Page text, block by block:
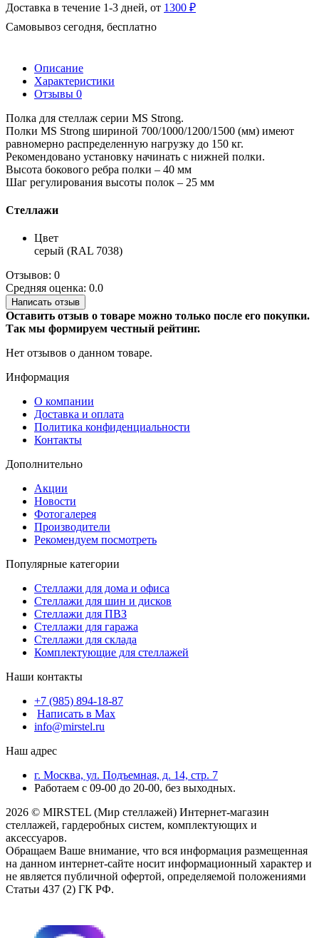
Доставка в течение 1-3 дней, от 1300 ₽
Самовывоз сегодня, бесплатно
Описание
Характеристики
Отзывы 0
Полка для стеллаж серии MS Strong.
Полки MS Strong шириной 700/1000/1200/1500 (мм) имеют
равномерно распределенную нагрузку до 150 кг.
Рекомендовано установку начинать с нижней полки.
Высота бокового ребра полки – 40 мм
Шаг регулирования высоты полок – 25 мм
Стеллажи
Цвет
серый (RAL 7038)
Отзывов: 0
Средняя оценка: 0.0
Написать отзыв
Оставить отзыв о товаре можно только после его покупки.
Так мы формируем честный рейтинг.
Нет отзывов о данном товаре.
Информация
О компании
Доставка и оплата
Политика конфиденциальности
Контакты
Дополнительно
Акции
Новости
Фотогалерея
Производители
Рекомендуем посмотреть
Популярные категории
Стеллажи для дома и офиса
Стеллажи для шин и дисков
Стеллажи для ПВЗ
Стеллажи для гаража
Стеллажи для склада
Комплектующие для стеллажей
Наши контакты
+7 (985) 894-18-87
Написать в Max
info@mirstel.ru
Наш адрес
г. Москва, ул. Подъемная, д. 14, стр. 7
Работаем с 09-00 до 20-00, без выходных.
2026 © MIRSTEL (Мир стеллажей) Интернет-магазин
стеллажей, гардеробных систем, комплектующих и
аксессуаров.
Обращаем Ваше внимание, что вся информация размещенная
на данном интернет-сайте носит информационный характер и
не является публичной офертой, определяемой положениями
Статьи 437 (2) ГК РФ.